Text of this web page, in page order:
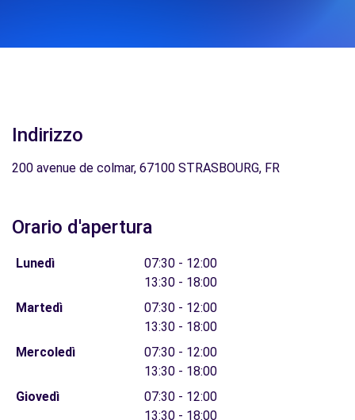
Indirizzo
200 avenue de colmar, 67100 STRASBOURG, FR
Orario d'apertura
Lunedì
07:30 - 12:00
13:30 - 18:00
Martedì
07:30 - 12:00
13:30 - 18:00
Mercoledì
07:30 - 12:00
13:30 - 18:00
Giovedì
07:30 - 12:00
13:30 - 18:00